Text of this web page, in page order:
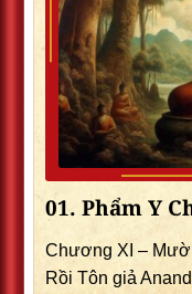
01. Phẩm Y
Chương XI –
Rồi Tôn giả